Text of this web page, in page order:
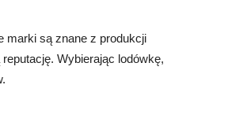
marki są znane z produkcji
Wybierając lodówkę,